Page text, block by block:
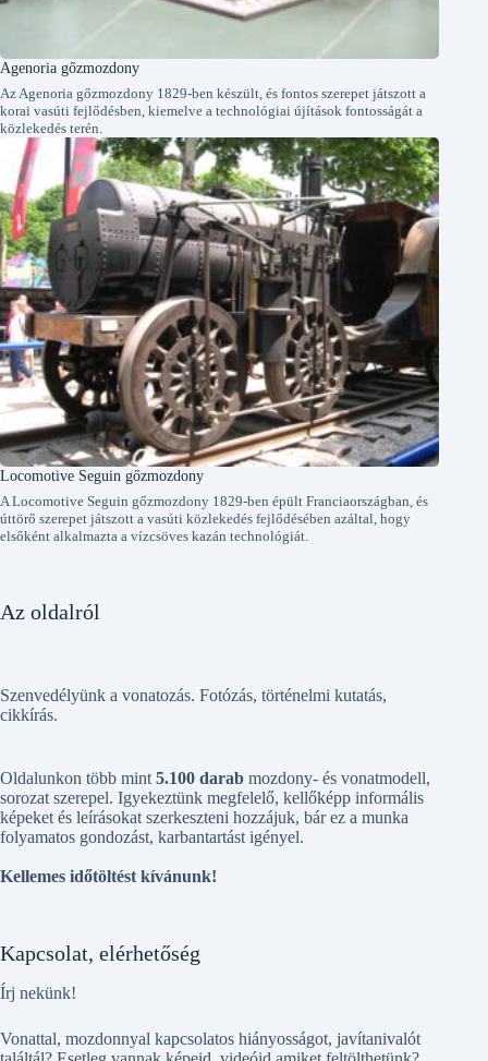
Agenoria gőzmozdony
Az Agenoria gőzmozdony 1829-ben készült, és fontos szerepet játszott a
korai vasúti fejlődésben, kiemelve a technológiai újítások fontosságát a
közlekedés terén.
Locomotive Seguin gőzmozdony
A Locomotive Seguin gőzmozdony 1829-ben épült Franciaországban, és
úttörő szerepet játszott a vasúti közlekedés fejlődésében azáltal, hogy
elsőként alkalmazta a vízcsöves kazán technológiát.
Az oldalról
Szenvedélyünk a vonatozás. Fotózás, történelmi kutatás,
cikkírás.
Oldalunkon több mint 5.100 darab mozdony- és vonatmodell,
sorozat szerepel. Igyekeztünk megfelelő, kellőképp informális
képeket és leírásokat szerkeszteni hozzájuk, bár ez a munka
folyamatos gondozást, karbantartást igényel.
Kellemes időtöltést kívánunk!
Kapcsolat, elérhetőség
Írj nekünk!
Vonattal, mozdonnyal kapcsolatos hiányosságot, javítanivalót